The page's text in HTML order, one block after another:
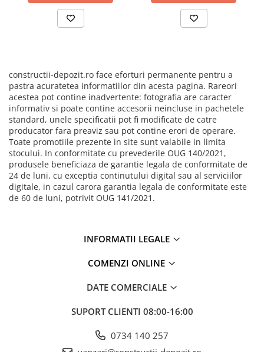
constructii-depozit.ro face eforturi permanente pentru a
pastra acuratetea informatiilor din acesta pagina. Rareori
acestea pot contine inadvertente: fotografia are caracter
informativ si poate contine accesorii neincluse in pachetele
standard, unele specificatii pot fi modificate de catre
producator fara preaviz sau pot contine erori de operare.
Toate promotiile prezente in site sunt valabile in limita
stocului. In conformitate cu prevederile OUG 140/2021,
produsele beneficiaza de garantie legala de conformitate de
24 de luni, cu exceptia continutului digital sau al serviciilor
digitale, in cazul carora garantia legala de conformitate este
de 60 de luni, potrivit OUG 141/2021.
INFORMATII LEGALE
COMENZI ONLINE
DATE COMERCIALE
SUPORT CLIENTI 08:00-16:00
0734 140 257